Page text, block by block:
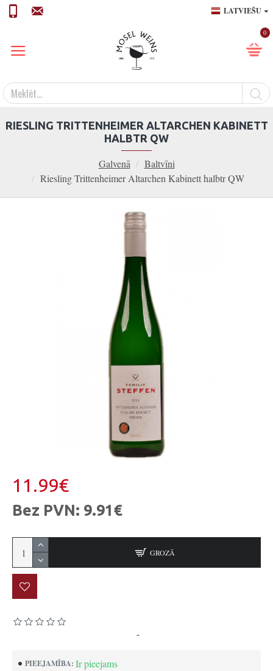
LATVIEŠU
0
Galvenā
Baltvīni
Riesling Trittenheimer Altarchen Kabinett halbtr QW
RIESLING TRITTENHEIMER ALTARCHEN KABINETT
HALBTR QW
PIEEJAMĪBA: Ir pieejams
-
11.99€
Bez PVN: 9.91€
GROZĀ